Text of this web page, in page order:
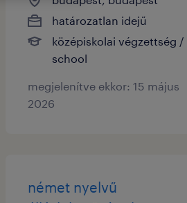
határozatlan idejű
középiskolai végzettség /
school
megjelenítve ekkor: 15 május
2026
német nyelvű